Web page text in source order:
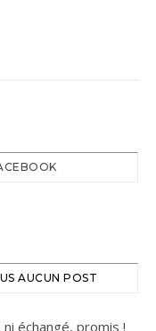
AUCUN POST
échangé, promis !